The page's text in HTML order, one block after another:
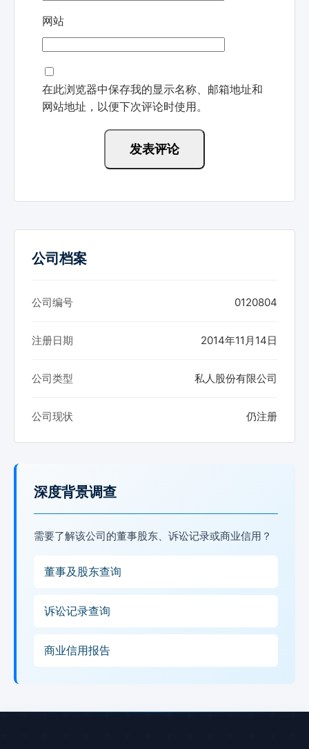
网站
在此浏览器中保存我的显示名称、邮箱地址和
网站地址，以便下次评论时使用。
公司档案
公司编号 0120804
注册日期 2014年11月14日
公司类型 私人股份有限公司
公司现状 仍注册
深度背景调查
需要了解该公司的董事股东、诉讼记录或商业信用？
董事及股东查询
诉讼记录查询
商业信用报告